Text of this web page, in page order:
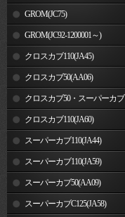
GROM(JC75)
GROM(JC92-1200001～)
クロスカブ110(JA45)
クロスカブ50(AA06)
クロスカブ50・スーパーカブ
50(AA09)/110(JA44)
クロスカブ110(JA60)
スーパーカブ110(JA44)
スーパーカブ110(JA59)
スーパーカブ50(AA09)
スーパーカブC125(JA58)